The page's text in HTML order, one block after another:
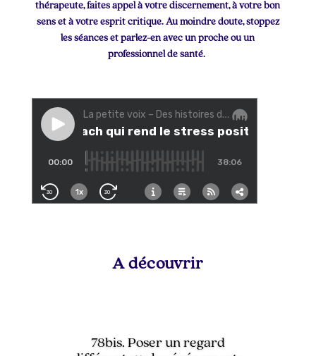
thérapeute, faites appel à votre discernement, à votre bon
sens et à votre esprit critique. Au moindre doute, stoppez
les séances et parlez-en avec un proche ou un
professionnel de santé.
A découvrir
78bis. Poser un regard